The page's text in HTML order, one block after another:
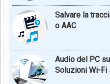
Salvare la
o AAC
Audio del PC
Soluzioni Wi-Fi